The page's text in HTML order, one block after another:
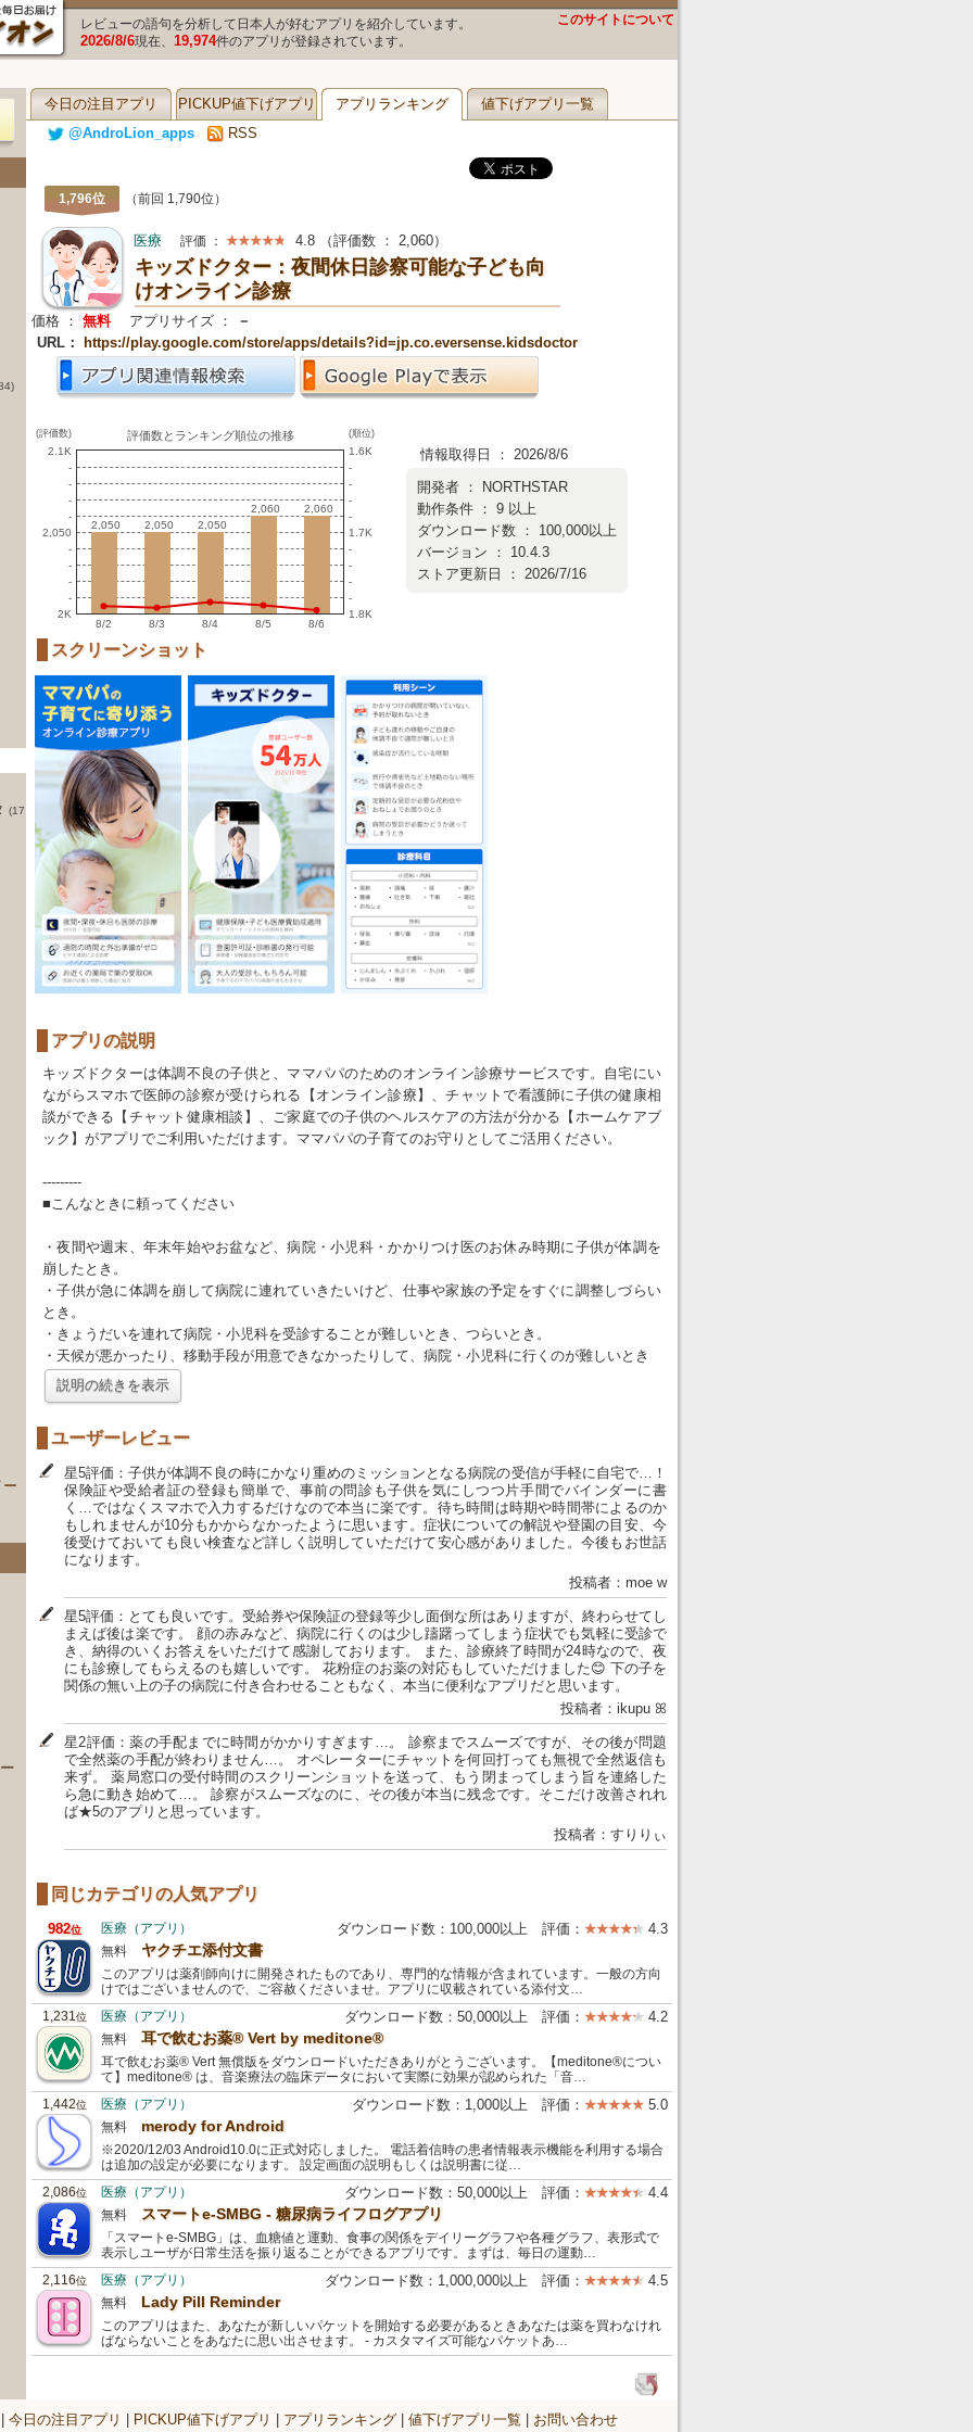
レビューの語句を分析して日本人が好むアプリを紹介しています。
2026/8/6現在、 19,974件のアプリが登録されています。
このサイトについて
今日の注目アプリ PICKUP値下げアプリ アプリランキング
値下げアプリ一覧
@AndroLion_apps
RSS
(17
1,796位 （前回 1,790位）
医療 評価 ： 4.8 （評価数 ： 2,060）
キッズドクター：夜間休日診察可能な子ども向
けオンライン診療
価格 ： 無料 アプリサイズ ：
－
URL：
https://play.google.com/store/apps/details?id=jp.co.eversense.kidsdoctor
(評価数)
2.1K
-
-
-
-
2,050
-
-
-
-
2K
評価数とランキング順位の推移
2,050
2,050 2,050
2,050 2,050
2,050
2,060
2,060 2,060
2,060
8/2 8/3 8/4 8/5 8/6
(順位)
1.6K
-
-
-
-
1.7K
-
-
-
-
1.8K
情報取得日 ： 2026/8/6
開発者 ：
NORTHSTAR
動作条件 ： 9 以上
ダウンロード数 ： 100,000以上
バージョン ： 10.4.3
ストア更新日 ： 2026/7/16
スクリーンショット
アプリの説明
キッズドクターは体調不良の子供と、ママパパのためのオンライン診療サービスです。自宅にい
ながらスマホで医師の診察が受けられる【オンライン診療】、チャットで看護師に子供の健康相
談ができる【チャット健康相談】、ご家庭での子供のヘルスケアの方法が分かる【ホームケアブ
ック】がアプリでご利用いただけます。ママパパの子育てのお守りとしてご活用ください。
---------
■こんなときに頼ってください
・夜間や週末、年末年始やお盆など、病院・小児科・かかりつけ医のお休み時期に子供が体調を
崩したとき。
・子供が急に体調を崩して病院に連れていきたいけど、仕事や家族の予定をすぐに調整しづらい
とき。
・きょうだいを連れて病院・小児科を受診することが難しいとき、つらいとき。
・天候が悪かったり、移動手段が用意できなかったりして、病院・小児科に行くのが難しいとき
説明の続きを表示
ユーザーレビュー
星5評価：子供が体調不良の時にかなり重めのミッションとなる病院の受信が手軽に自宅で…！
保険証や受給者証の登録も簡単で、事前の問診も子供を気にしつつ片手間でバインダーに書
く…ではなくスマホで入力するだけなので本当に楽です。待ち時間は時期や時間帯によるのか
もしれませんが10分もかからなかったように思います。症状についての解説や登園の目安、今
後受けておいても良い検査など詳しく説明していただけて安心感がありました。今後もお世話
になります。
投稿者：moe w
星5評価：とても良いです。受給券や保険証の登録等少し面倒な所はありますが、終わらせてし
まえば後は楽です。 顔の赤みなど、病院に行くのは少し躊躇ってしまう症状でも気軽に受診で
き、納得のいくお答えをいただけて感謝しております。 また、診療終了時間が24時なので、夜
にも診療してもらえるのも嬉しいです。 花粉症のお薬の対応もしていただけました😊 下の子を
関係の無い上の子の病院に付き合わせることもなく、本当に便利なアプリだと思います。
投稿者：ikupu ꕤ
星2評価：薬の手配までに時間がかかりすぎます…。 診察までスムーズですが、その後が問題
で全然薬の手配が終わりません…。 オペレーターにチャットを何回打っても無視で全然返信も
来ず。 薬局窓口の受付時間のスクリーンショットを送って、もう閉まってしまう旨を連絡した
ら急に動き始めて…。 診察がスムーズなのに、その後が本当に残念です。そこだけ改善されれ
ば★5のアプリと思っています。
投稿者：すりりぃ
同じカテゴリの人気アプリ
982位 医療（アプリ） ダウンロード数：100,000以上 評価： 4.3
無料 ヤクチエ添付文書
このアプリは薬剤師向けに開発されたものであり、専門的な情報が含まれています。一般の方向
けではございませんので、ご容赦くださいませ。アプリに収載されている添付文…
1,231位 医療（アプリ） ダウンロード数：50,000以上 評価： 4.2
無料 耳で飲むお薬® Vert by meditone®
耳で飲むお薬® Vert 無償版をダウンロードいただきありがとうございます。【meditone®につい
て】meditone® は、音楽療法の臨床データにおいて実際に効果が認められた「音…
1,442位 医療（アプリ） ダウンロード数：1,000以上 評価： 5.0
無料 merody for Android
※2020/12/03 Android10.0に正式対応しました。 電話着信時の患者情報表示機能を利用する場合
は追加の設定が必要になります。 設定画面の説明もしくは説明書に従…
2,086位 医療（アプリ） ダウンロード数：50,000以上 評価： 4.4
無料 スマートe-SMBG - 糖尿病ライフログアプリ
「スマートe-SMBG」は、血糖値と運動、食事の関係をデイリーグラフや各種グラフ、表形式で
表示しユーザが日常生活を振り返ることができるアプリです。まずは、毎日の運動…
2,116位 医療（アプリ） ダウンロード数：1,000,000以上 評価： 4.5
無料 Lady Pill Reminder
このアプリはまた、あなたが新しいパケットを開始する必要があるときあなたは薬を買わなけれ
ばならないことをあなたに思い出させます。 - カスタマイズ可能なパケットあ…
今日の注目アプリ PICKUP値下げアプリ アプリランキング| 値下げアプリ一覧 お問い合わせ